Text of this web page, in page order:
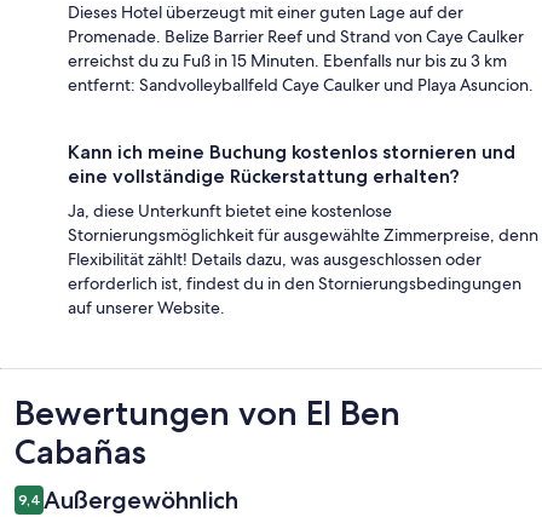
Dieses Hotel überzeugt mit einer guten Lage auf der
Promenade. Belize Barrier Reef und Strand von Caye Caulker
erreichst du zu Fuß in 15 Minuten. Ebenfalls nur bis zu 3 km
entfernt: Sandvolleyballfeld Caye Caulker und Playa Asuncion.
Kann ich meine Buchung kostenlos stornieren und
eine vollständige Rückerstattung erhalten?
Ja, diese Unterkunft bietet eine kostenlose
Stornierungsmöglichkeit für ausgewählte Zimmerpreise, denn
Flexibilität zählt! Details dazu, was ausgeschlossen oder
erforderlich ist, findest du in den Stornierungsbedingungen
auf unserer Website.
Bewertungen
Bewertungen von El Ben
Cabañas
9,4 Außergewöhnlich